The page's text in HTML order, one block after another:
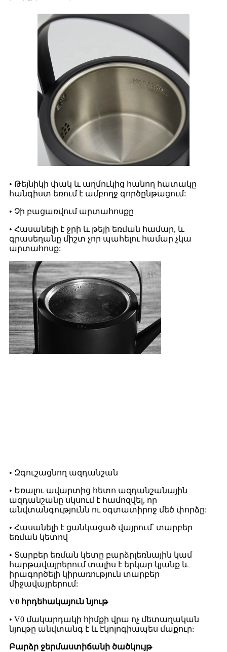
• Թեյնիկի փակ և աղմուկից հանող հատակը
հանգիստ եռում է ամբողջ գործընթացում:
• Չի բացառվում արտահոսքը
• Հասանելի է ջրի և թեյի եռման համար, և
գրասեղանը միշտ չոր պահելու համար չկա
արտահոսք:
• Զգուշացնող ազդանշան
• Եռալու ավարտից հետո ազդանշանային
ազդանշանը սկսում է համոզվել, որ
անվտանգությունն ու օգտատիրոջ մեծ փորձը:
• Հասանելի է ցանկացած վայրում՝ տարբեր
եռման կետով
• Տարբեր եռման կետը բարձրլեռնային կամ
հարթավայրերում տալիս է երկար կյանք և
իրագործելի կիրառություն տարբեր
միջավայրերում:
V0 հրդեհակայուն նյութ
• V0 մակարդակի հիմքի վրա ոչ մետաղական
նյութը անվտանգ է և էկոլոգիապես մաքուր:
Բարձր ջերմաստիճանի ծածկույթ